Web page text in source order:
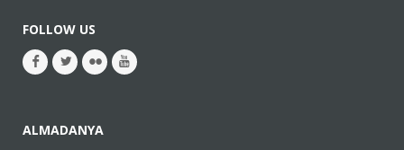
FOLLOW US
ALMADANYA